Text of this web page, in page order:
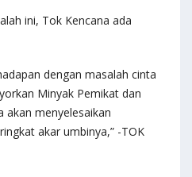
ini, Tok Kencana ada
dengan masalah cinta
Minyak Pemikat dan
akan menyelesaikan
akar umbinya,” -TOK